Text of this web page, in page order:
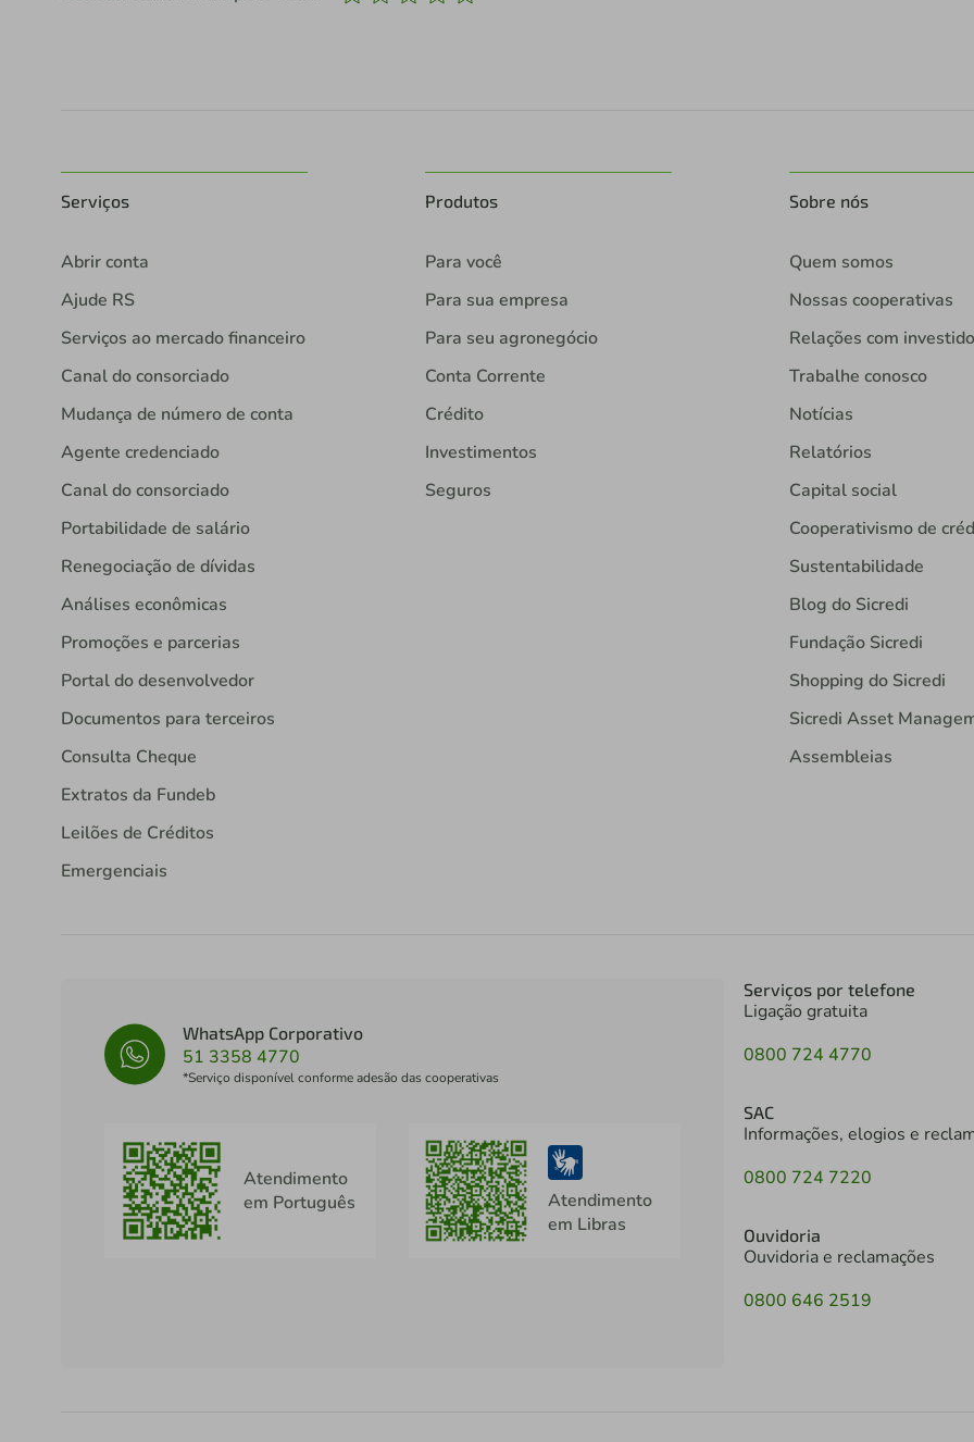
Serviços
Abrir conta
Ajude RS
Serviços ao mercado financeiro
Canal do consorciado
Mudança de número de conta
Agente credenciado
Canal do consorciado
Portabilidade de salário
Renegociação de dívidas
Análises econômicas
Promoções e parcerias
Portal do desenvolvedor
Documentos para terceiros
Consulta Cheque
Extratos da Fundeb
Leilões de Créditos
Emergenciais
Produtos
Para você
Para sua empresa
Para seu agronegócio
Conta Corrente
Crédito
Investimentos
Seguros
Sobre nós
Quem somos
Nossas cooperativas
Relações com
Trabalhe conosco
Notícias
Relatórios
Capital social
Cooperativismo de
Sustentabilidade
Blog do Sicredi
Fundação Sicredi
Shopping do Sicredi
Sicredi Asset
Assembleias
WhatsApp Corporativo
51 3358 4770
*Serviço disponível conforme adesão das cooperativas
Atendimento
em Português
Atendimento
em Libras
Serviços por telefone
Ligação gratuita
0800 724 4770
SAC
Informações, elogios e
0800 724 7220
Ouvidoria
Ouvidoria e reclamações
0800 646 2519